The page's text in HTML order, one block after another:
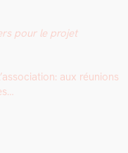
pour le pro­jet
aux réu­nions